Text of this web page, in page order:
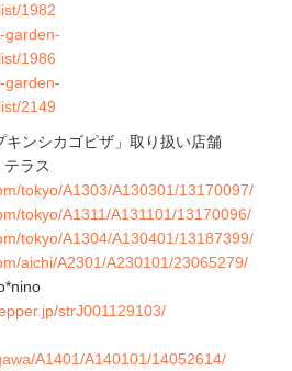
1982
garden-
1986
garden-
2149
キンシカゴピザ」取り扱い店舗
ラス
tokyo/A1303/A130301/13170097/
tokyo/A1311/A131101/13170096/
tokyo/A1304/A130401/13187399/
aichi/A2301/A230101/23065279/
strJ001129103/
A1401/A140101/14052614/